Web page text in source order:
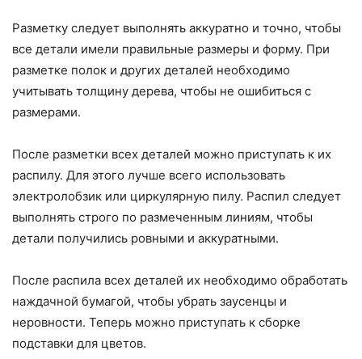
Разметку следует выполнять аккуратно и точно, чтобы
все детали имели правильные размеры и форму. При
разметке полок и других деталей необходимо
учитывать толщину дерева, чтобы не ошибиться с
размерами.
После разметки всех деталей можно приступать к их
распилу. Для этого лучше всего использовать
электролобзик или циркулярную пилу. Распил следует
выполнять строго по размеченным линиям, чтобы
детали получились ровными и аккуратными.
После распила всех деталей их необходимо обработать
наждачной бумагой, чтобы убрать заусенцы и
неровности. Теперь можно приступать к сборке
подставки для цветов.